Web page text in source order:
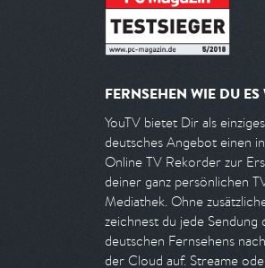
FERNSEHEN WIE DU ES
YouTV bietet Dir als
deutsches Angebot einen
Online TV Rekorder zur
deiner ganz persönlichen
Mediathek. Ohne
zeichnest du jede Sendung
deutschen Fernsehens
der Cloud auf. Streame